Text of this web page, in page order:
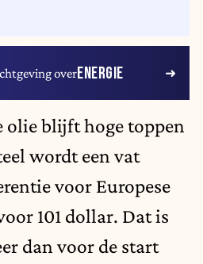
overENERGIE
olieblijft hoge toppen
wordt een vat
voor Europese
101 dollar. Dat is
dan voor de start